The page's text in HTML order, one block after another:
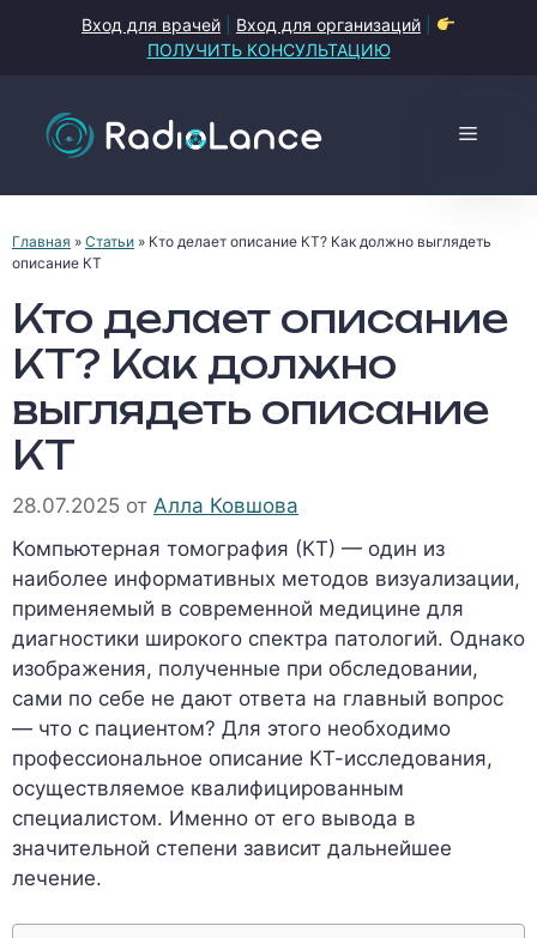
Вход для врачей Вход для организаций
ПОЛУЧИТЬ КОНСУЛЬТАЦИЮ
Меню
Главная » Статьи » Кто делает описание КТ? Как должно выглядеть
описание КТ
Кто делает описание
КТ? Как должно
выглядеть описание
КТ
28.07.2025 от Алла Ковшова
Компьютерная томография (КТ) — один из
наиболее информативных методов визуализации,
применяемый в современной медицине для
диагностики широкого спектра патологий. Однако
изображения, полученные при обследовании,
сами по себе не дают ответа на главный вопрос
— что с пациентом? Для этого необходимо
профессиональное описание КТ-исследования,
осуществляемое квалифицированным
специалистом. Именно от его вывода в
значительной степени зависит дальнейшее
лечение.